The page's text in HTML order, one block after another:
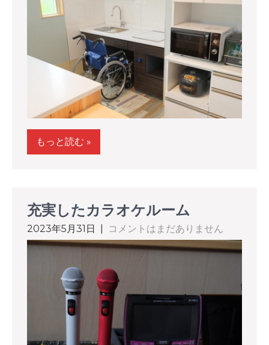
もっと読む »
充実したカラオケルーム
2023年5月31日 コメントはまだありません